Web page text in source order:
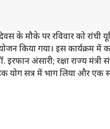
दिवस के मौके पर रविवार को
किया गया। इस कार्यक्रम
इरफान अंसारी; रक्षा राज्य
योग सत्र में भाग लिया और